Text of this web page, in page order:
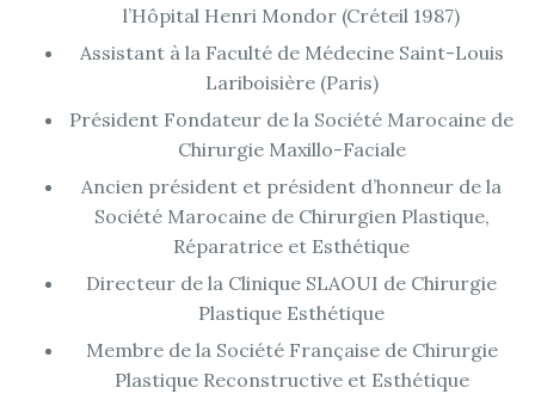
l’Hôpital Henri Mondor (Créteil 1987)
Assistant à la Faculté de Médecine Saint-Louis
Lariboisière (Paris)
Président Fondateur de la Société Marocaine de
Chirurgie Maxillo-Faciale
Ancien président et président d’honneur de la
Société Marocaine de Chirurgien Plastique,
Réparatrice et Esthétique
Directeur de la Clinique SLAOUI de Chirurgie
Plastique Esthétique
Membre de la Société Française de Chirurgie
Plastique Reconstructive et Esthétique